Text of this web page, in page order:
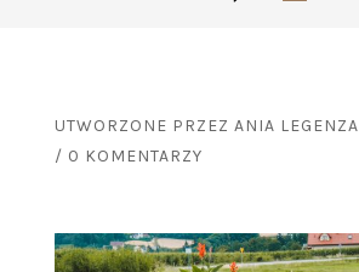
UTWORZONE PRZEZ ANIA LEGENZA
/ 0 KOMENTARZY